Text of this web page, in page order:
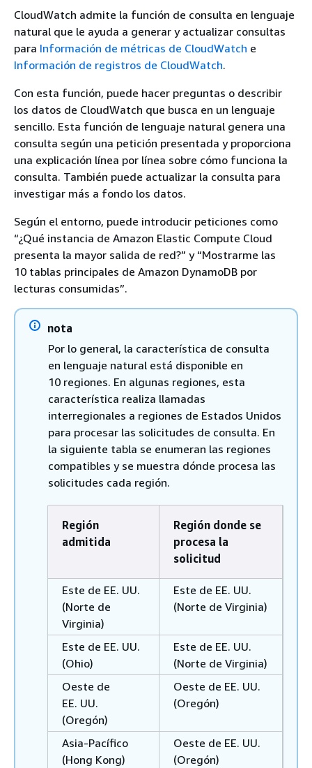
CloudWatch admite la función de consulta en lenguaje
natural que le ayuda a generar y actualizar consultas
para Información de métricas de CloudWatch e
Información de registros de CloudWatch.
Con esta función, puede hacer preguntas o describir
los datos de CloudWatch que busca en un lenguaje
sencillo. Esta función de lenguaje natural genera una
consulta según una petición presentada y proporciona
una explicación línea por línea sobre cómo funciona la
consulta. También puede actualizar la consulta para
investigar más a fondo los datos.
Según el entorno, puede introducir peticiones como
“¿Qué instancia de Amazon Elastic Compute Cloud
presenta la mayor salida de red?” y “Mostrarme las
10 tablas principales de Amazon DynamoDB por
lecturas consumidas”.
nota
Por lo general, la característica de consulta
en lenguaje natural está disponible en
10 regiones. En algunas regiones, esta
característica realiza llamadas
interregionales a regiones de Estados Unidos
para procesar las solicitudes de consulta. En
la siguiente tabla se enumeran las regiones
compatibles y se muestra dónde procesa las
solicitudes cada región.
Región
admitida
Región donde se
procesa la
solicitud
Este de EE. UU.
(Norte de
Virginia)
Este de EE. UU.
(Norte de Virginia)
Este de EE. UU.
(Ohio)
Este de EE. UU.
(Norte de Virginia)
Oeste de
EE. UU.
(Oregón)
Oeste de EE. UU.
(Oregón)
Asia-Pacífico
(Hong Kong)
Oeste de EE. UU.
(Oregón)